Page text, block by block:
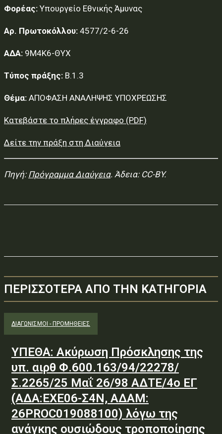
Φορέας: Υπουργείο Εθνικής Άμυνας
Αρ. Πρωτοκόλλου: 4577/2-6-26
ΑΔΑ: 9Μ4Κ6-ΘΥΧ
Τύπος πράξης: Β.1.3
Θέμα: ΑΠΟΦΑΣΗ ΑΝΑΛΗΨΗΣ ΥΠΟΧΡΕΩΣΗΣ
Κατεβάστε το πλήρες έγγραφο (PDF)
Δείτε την πράξη στη Διαύγεια
Πηγή: Πρόγραμμα Διαύγεια. Άδεια: CC-BY.
ΠΕΡΙΣΣΟΤΕΡΑ ΑΠΟ ΤΗΝ ΚΑΤΗΓΟΡΙΑ
ΔΙΑΓΩΝΙΣΜΟΊ - ΠΡΟΜΉΘΕΙΕΣ
ΥΠΕΘΑ: Ακύρωση Πρόσκλησης της
υπ. αιρθ Φ.600.163/94/22278/
Σ.2265/25 Μαΐ 26/98 ΑΔΤΕ/4ο ΕΓ
(ΑΔΑ:ΕΧΕ06-Σ4Ν, ΑΔΑΜ:
26PROC019088100) λόγω της
ανάγκης ουσιώδους τροποποίησης